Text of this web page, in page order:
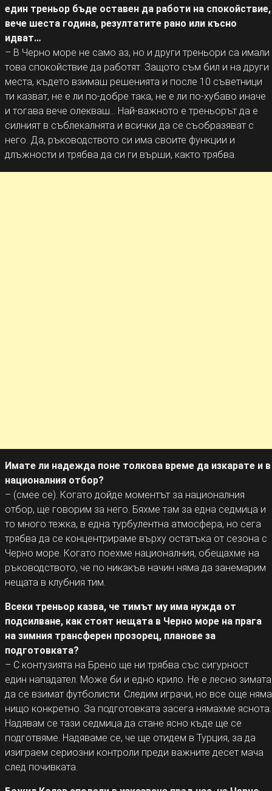
един треньор бъде оставен да работи на спокойствие,
вече шеста година, резултатите рано или късно
идват…
– В Черно море не само аз, но и други треньори са имали
това спокойствие да работят. Защото съм бил и на други
места, където взимаш решенията и после 10 съветници
ти казват, не е ли по-добре така, не е ли по-хубаво иначе
и тогава вече олекваш… Най-важното е треньорът да е
силният в съблекалнята и всички да се съобразяват с
него. Да, ръководството си има своите функции и
длъжности и трябва да си ги върши, както трябва.
Имате ли надежда поне толкова време да изкарате и в
националния отбор?
– (смее се). Когато дойде моментът за националния
отбор, ще говорим за него. Бяхме там за една седмица и
то много тежка, в една турбулентна атмосфера, но сега
трябва да се концентрираме върху остатъка от сезона с
Черно море. Когато поехме националния, обещахме на
ръководството, че по никакъв начин няма да занемарим
нещата в клубния тим.
Всеки треньор казва, че тимът му има нужда от
подсилване, как стоят нещата в Черно море на прага
на зимния трансферен прозорец, планове за
подготовката?
– С контузията на Брено ще ни трябва със сигурност
един нападател. Може би и едно крило. Не е лесно зимата
да се взимат футболисти. Следим играчи, но все още няма
нищо конкретно. За подготовката засега нямахме яснота.
Надявам се тази седмица да стане ясно къде ще се
подготвяме. Надяваме се, че ще отидем в Турция, за да
изиграем сериозни контроли преди важните десет мача
след почивката.